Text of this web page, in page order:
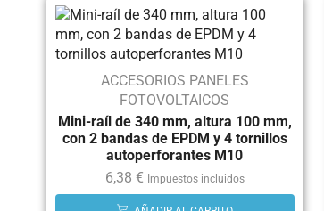
ACCESORIOS PANELES
FOTOVOLTAICOS
Mini-raíl de 340 mm, altura 100 mm,
con 2 bandas de EPDM y 4 tornillos
autoperforantes M10
6,38 € Impuestos incluidos